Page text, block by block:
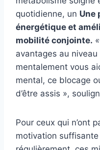
quotidienne, un Une
énergétique et
mobilité conjointe.
avantages au
mentalement vous
mental, ce blocage
d’être assis »,
Pour ceux qui n’ont
motivation suffisante